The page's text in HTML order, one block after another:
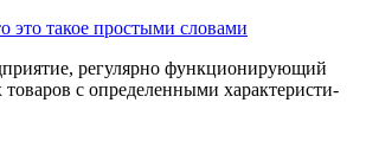
это такое простыми словами
регулярно функционирующий
с определенными характеристи­